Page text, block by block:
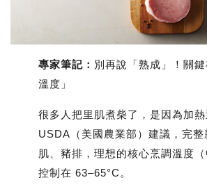
專家筆記： 別再說「熟成」！關
溫度」
很多人把里肌煮柴了，是因為加
USDA（美國農業部）建議，完整
肌、豬排，理想的核心烹調溫度
控制在 63–65°C 。